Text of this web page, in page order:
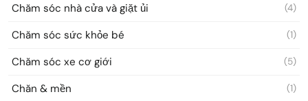
Chăm sóc nhà cửa và giặt ủi (4)
Chăm sóc sức khỏe bé (1)
Chăm sóc xe cơ giới (5)
Chăn & mền (1)